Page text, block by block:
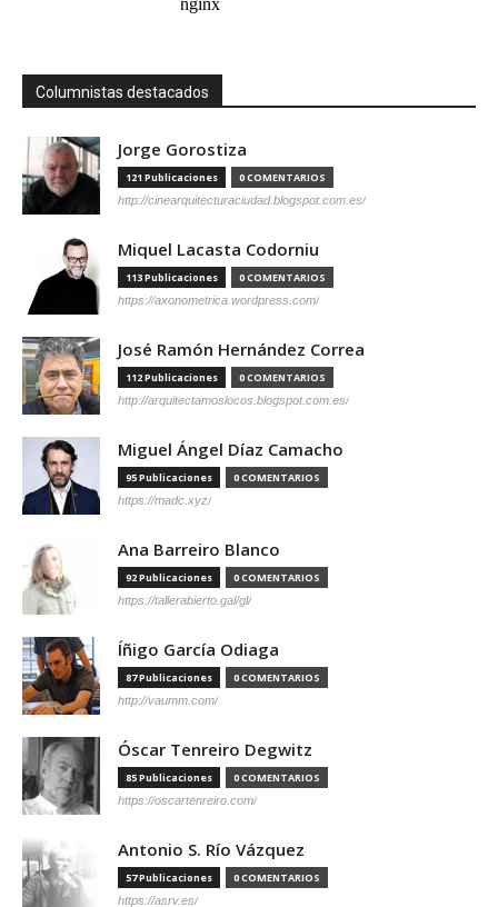
Columnistas destacados
Jorge Gorostiza
121 Publicaciones 0 COMENTARIOS
http://cinearquitecturaciudad.blogspot.com.es/
Miquel Lacasta Codorniu
113 Publicaciones 0 COMENTARIOS
https://axonometrica.wordpress.com/
José Ramón Hernández Correa
112 Publicaciones 0 COMENTARIOS
http://arquitectamoslocos.blogspot.com.es/
Miguel Ángel Díaz Camacho
95 Publicaciones 0 COMENTARIOS
https://madc.xyz/
Ana Barreiro Blanco
92 Publicaciones 0 COMENTARIOS
https://tallerabierto.gal/gl/
Íñigo García Odiaga
87 Publicaciones 0 COMENTARIOS
http://vaumm.com/
Óscar Tenreiro Degwitz
85 Publicaciones 0 COMENTARIOS
https://oscartenreiro.com/
Antonio S. Río Vázquez
57 Publicaciones 0 COMENTARIOS
https://asrv.es/